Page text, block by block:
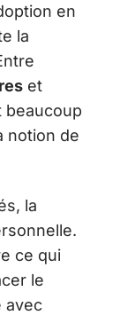
en
la
et
beaucoup
notion de
la
ce qui
le
avec